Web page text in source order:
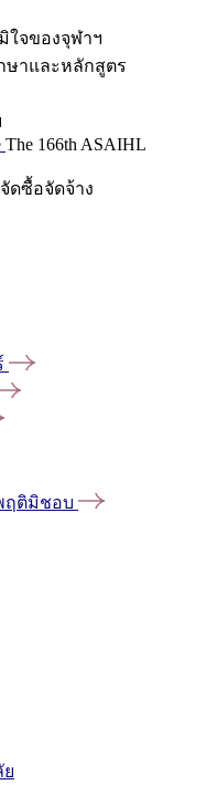
ใจของจุฬาฯ
ษาและหลักสูตร
The 166th ASAIHL
ดซื้อจัดจ้าง
ฤติมิชอบ